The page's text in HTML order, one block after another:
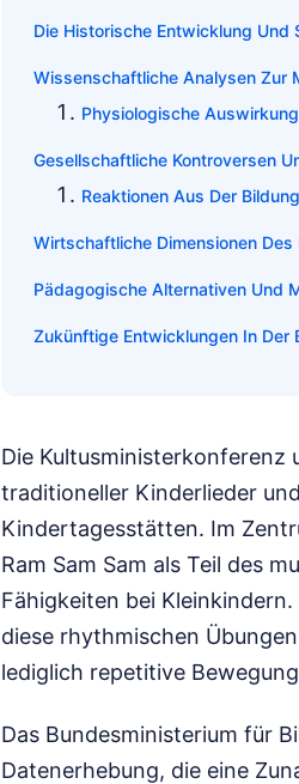
Die Historische Entwicklung Und
Wissenschaftliche Analysen Zur
Physiologische
Gesellschaftliche Kontroversen
Reaktionen Aus Der
Wirtschaftliche Dimensionen
Pädagogische Alternativen Und
Zukünftige Entwicklungen In Der
Die Kultusministerkonferenz
traditioneller Kinderlieder
Kindertagesstätten. Im
Ram Sam Sam als Teil des
Fähigkeiten bei
diese rhythmischen
lediglich repetitive
Das Bundesministerium für
Datenerhebung, die eine